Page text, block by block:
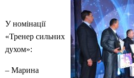
У номінації
«Тренер сильних
духом»:
– Марина